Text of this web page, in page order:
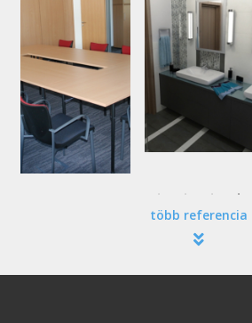
több referencia